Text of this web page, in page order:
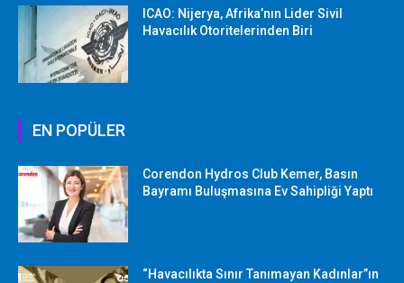
ICAO: Nijerya, Afrika’nın Lider Sivil
Havacılık Otoritelerinden Biri
EN POPÜLER
Corendon Hydros Club Kemer, Basın
Bayramı Buluşmasına Ev Sahipliği Yaptı
“Havacılıkta Sınır Tanımayan Kadınlar”ın